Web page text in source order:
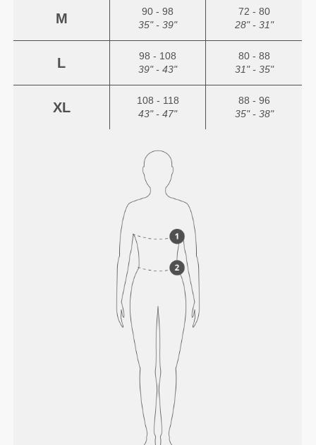
M
90 - 98
35" - 39"
72 - 80
28" - 31"
L
98 - 108
39" - 43"
80 - 88
31" - 35"
XL
108 - 118
43" - 47"
88 - 96
35" - 38"